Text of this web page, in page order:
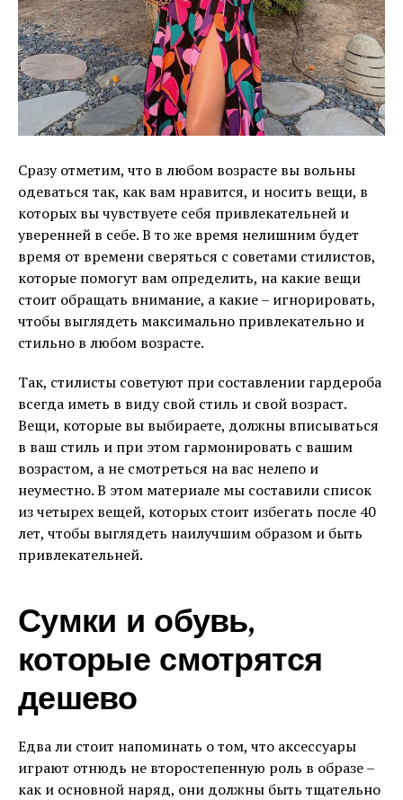
Сразу отметим, что в любом возрасте вы вольны
одеваться так, как вам нравится, и носить вещи, в
которых вы чувствуете себя привлекательней и
уверенней в себе. В то же время нелишним будет
время от времени сверяться с советами стилистов,
которые помогут вам определить, на какие вещи
стоит обращать внимание, а какие – игнорировать,
чтобы выглядеть максимально привлекательно и
стильно в любом возрасте.
Так, стилисты советуют при составлении гардероба
всегда иметь в виду свой стиль и свой возраст.
Вещи, которые вы выбираете, должны вписываться
в ваш стиль и при этом гармонировать с вашим
возрастом, а не смотреться на вас нелепо и
неуместно. В этом материале мы составили список
из четырех вещей, которых стоит избегать после 40
лет, чтобы выглядеть наилучшим образом и быть
привлекательней.
Сумки и обувь,
которые смотрятся
дешево
Едва ли стоит напоминать о том, что аксессуары
играют отнюдь не второстепенную роль в образе –
как и основной наряд, они должны быть тщательно